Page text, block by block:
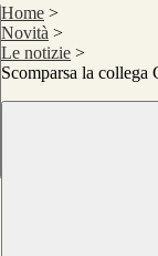
Home >
Novità >
Le notizie >
Scomparsa la collega